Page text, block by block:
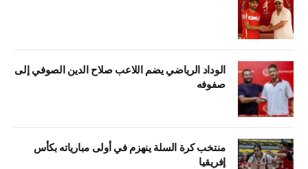
الوداد الرياضي يضم اللاعب صلاح الدين الصوفي إلى
صفوفه
منتخب كرة السلة ينهزم في أولى مبارياته بكأس
إفريقيا